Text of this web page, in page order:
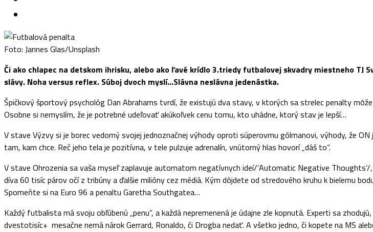
Foto: Jannes Glas/Unsplash
Či ako chlapec na detskom ihrisku, alebo ako ľavé krídlo 3.triedy futbalovej skvadry miestneho TJ
slávy. Noha versus reflex. Súboj dvoch myslí…Slávna neslávna jedenástka.
Špičkový športový psychológ Dan Abrahams tvrdí, že existujú dva stavy, v ktorých sa strelec penalty
Osobne si nemyslím, že je potrebné udeľovať akúkoľvek cenu tomu, kto uhádne, ktorý stav je lepší…
V stave Výzvy si je borec vedomý svojej jednoznačnej výhody oproti súperovmu gólmanovi, výhody, že
tam, kam chce. Reč jeho tela je pozitívna, v tele pulzuje adrenalín, vnútorný hlas hovorí „dáš to“.
V stave Ohrozenia sa vaša myseľ zaplavuje automatom negatívnych ideí/‘Automatic Negative
díva 60 tisíc párov očí z tribúny a ďalšie milióny cez médiá. Kým dôjdete od stredového kruhu k bielemu
Spomeňte si na Euro 96 a penaltu Garetha Southgatea…
Každý futbalista má svoju obľúbenú „penu“, a každá nepremenená je údajne zle kopnutá. Experti sa
dvestotisíc+ mesačne nemá nárok Gerrard, Ronaldo, či Drogba nedať. A všetko jedno, či kopete na MS